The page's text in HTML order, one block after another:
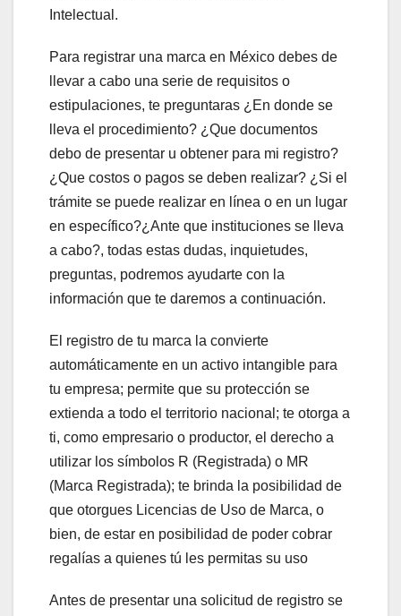
Intelectual.
Para registrar una marca en México debes de
llevar a cabo una serie de requisitos o
estipulaciones, te preguntaras ¿En donde se
lleva el procedimiento? ¿Que documentos
debo de presentar u obtener para mi registro?
¿Que costos o pagos se deben realizar? ¿Si el
trámite se puede realizar en línea o en un lugar
en específico?¿Ante que instituciones se lleva
a cabo?, todas estas dudas, inquietudes,
preguntas, podremos ayudarte con la
información que te daremos a continuación.
El registro de tu marca la convierte
automáticamente en un activo intangible para
tu empresa; permite que su protección se
extienda a todo el territorio nacional; te otorga a
ti, como empresario o productor, el derecho a
utilizar los símbolos R (Registrada) o MR
(Marca Registrada); te brinda la posibilidad de
que otorgues Licencias de Uso de Marca, o
bien, de estar en posibilidad de poder cobrar
regalías a quienes tú les permitas su uso
Antes de presentar una solicitud de registro se